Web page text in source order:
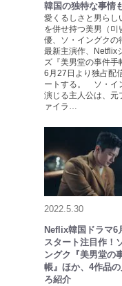
韓国の独特な事情
愛くるしさと男らし
を併せ持つ美男（미
優、ソ・イングクの
最新主演作、Netflix
ズ『美男堂の事件手
6月27日より独占配
ートする。 ソ・イ
演じる主人公は、元
ァイラ…
2022.5.30
Neflix韓国ドラマ6
スタート注目作！
ングク『美男堂の
帳』ほか、4作品の
ろ紹介